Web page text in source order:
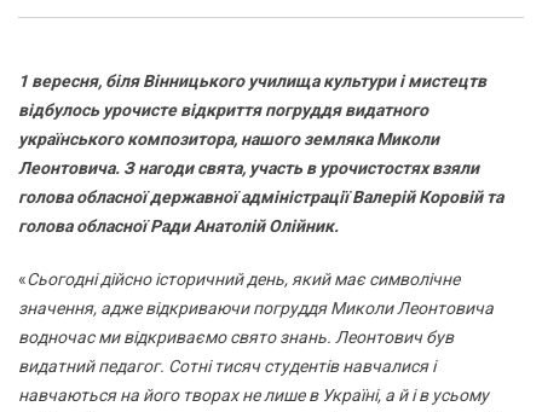
1 вересня, біля Вінницького училища культури і мистецтв
відбулось урочисте відкриття погруддя видатного
українського композитора, нашого земляка Миколи
Леонтовича. З нагоди свята, участь в урочистостях взяли
голова обласної державної адміністрації Валерій Коровій та
голова обласної Ради Анатолій Олійник.
«Сьогодні дійсно історичний день, який має символічне
значення, адже відкриваючи погруддя Миколи Леонтовича
водночас ми відкриваємо свято знань. Леонтович був
видатний педагог. Сотні тисяч студентів навчалися і
навчаються на його творах не лише в Україні, а й і в усьому